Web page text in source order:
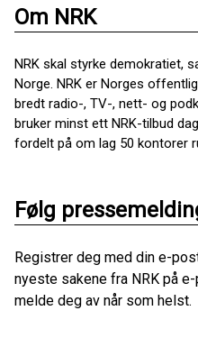
Om NRK
NRK skal styrke demokratiet,
Norge. NRK er Norges
bredt radio-, TV-, nett- og
bruker minst ett NRK-tilbud
fordelt på om lag 50 kontorer
Følg
Registrer deg med din e-
nyeste sakene fra NRK på
melde deg av når som helst.